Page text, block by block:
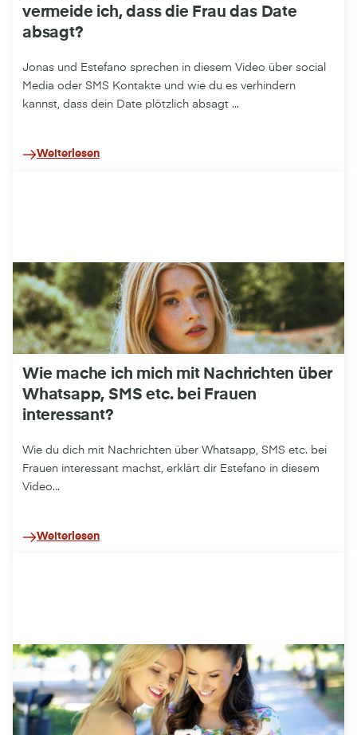
vermeide ich, dass die Frau das Date
absagt?
Jonas und Estefano sprechen in diesem Video über social
Media oder SMS Kontakte und wie du es verhindern
kannst, dass dein Date plötzlich absagt ...
Weiterlesen
Wie mache ich mich mit Nachrichten über
Whatsapp, SMS etc. bei Frauen
interessant?
Wie du dich mit Nachrichten über Whatsapp, SMS etc. bei
Frauen interessant machst, erklärt dir Estefano in diesem
Video...
Weiterlesen